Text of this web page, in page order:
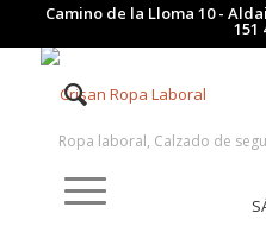
Camino de la Lloma 10 -
151
Ropa laboral, Calzado de